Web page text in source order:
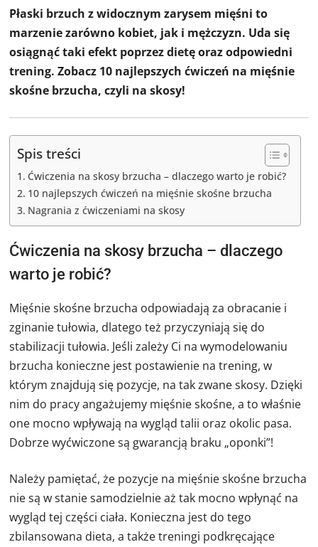
Płaski brzuch z widocznym zarysem mięśni to
marzenie zarówno kobiet, jak i mężczyzn. Uda się
osiągnąć taki efekt poprzez dietę oraz odpowiedni
trening. Zobacz 10 najlepszych ćwiczeń na mięśnie
skośne brzucha, czyli na skosy!
Spis treści
Ćwiczenia na skosy brzucha – dlaczego warto je robić?
10 najlepszych ćwiczeń na mięśnie skośne brzucha
Nagrania z ćwiczeniami na skosy
Ćwiczenia na skosy brzucha – dlaczego
warto je robić?
Mięśnie skośne brzucha odpowiadają za obracanie i
zginanie tułowia, dlatego też przyczyniają się do
stabilizacji tułowia. Jeśli zależy Ci na wymodelowaniu
brzucha konieczne jest postawienie na trening, w
którym znajdują się pozycje, na tak zwane skosy. Dzięki
nim do pracy angażujemy mięśnie skośne, a to właśnie
one mocno wpływają na wygląd talii oraz okolic pasa.
Dobrze wyćwiczone są gwarancją braku „oponki”!
Należy pamiętać, że pozycje na mięśnie skośne brzucha
nie są w stanie samodzielnie aż tak mocno wpłynąć na
wygląd tej części ciała. Konieczna jest do tego
zbilansowana dieta, a także treningi podkręcające